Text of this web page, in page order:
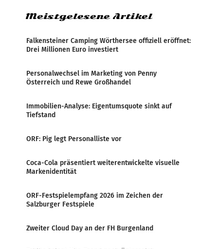
Meistgelesene Artikel
Falkensteiner Camping Wörthersee offiziell eröffnet:
Drei Millionen Euro investiert
Personalwechsel im Marketing von Penny
Österreich und Rewe Großhandel
Immobilien-Analyse: Eigentumsquote sinkt auf
Tiefstand
ORF: Pig legt Personalliste vor
Coca-Cola präsentiert weiterentwickelte visuelle
Markenidentität
ORF-Festspielempfang 2026 im Zeichen der
Salzburger Festspiele
Zweiter Cloud Day an der FH Burgenland